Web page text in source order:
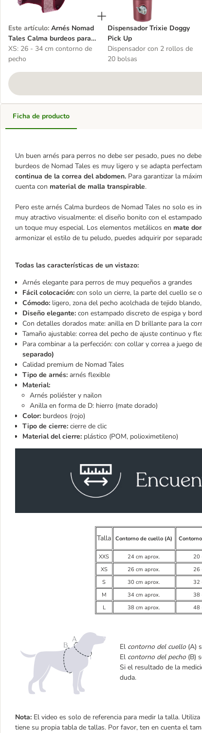
Este artículo: Arnés Nomad
Tales Calma burdeos para
perros
XS: 26 - 34 cm contorno de
pecho
Dispensador Trixie Doggy
Pick Up
Dispensador con 2 rollos de
20 bolsas
Ficha de producto
Un buen arnés para perros no debe ser pesado, pues no
burdeos de Nomad Tales es muy ligero y se adapta
continua de la correa del abdomen. Para garantizar la
cuenta con material de malla transpirable.
Pero este arnés Calma burdeos de Nomad Tales no solo es
muy atractivo visualmente: el diseño bonito con el
un toque muy especial. Los elementos metálicos en mate
armonizar el estilo de tu peludo, puedes adquirir por
Todas las características de un vistazo:
Arnés elegante para perros de muy pequeños a grandes
Fácil colocación: con solo un cierre, la parte del cuello se
Cómodo: ligero, zona del pecho acolchada de tejido
Diseño elegante: con estampado discreto de espiga y
Con detalles dorados mate: anilla en D brillante para la
Tamaño ajustable: correa del pecho de ajuste continuo y
Para combinar a la perfección: con collar y correa a juego
separado)
Calidad premium de Nomad Tales
Tipo de arnés: arnés flexible
Material:
Arnés poliéster y nailon
Anilla en forma de D: hierro (mate dorado)
Color: burdeos (rojo)
Tipo de cierre: cierre de clic
Material del cierre: plástico (POM, polioximetileno)
Talla Contorno de cuello (A)
XXS
24 cm aprox. 20
XS
26 cm aprox. 26
S
30 cm aprox. 32
M
34 cm aprox. 38
L
38 cm aprox. 48
El contorno del cuello (A)
El contorno del pecho (B)
Si el resultado de la
duda.
Nota: El video es solo de referencia para medir la talla.
tiene su propia tabla de tallas. Por favor, ten en cuenta el